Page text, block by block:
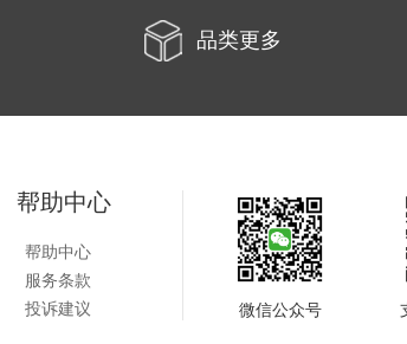
品类更多
帮助中心
帮助中心
服务条款
投诉建议
微信公众号